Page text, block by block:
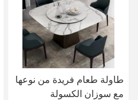
طاولة طعام فريدة من نوعها
مع سوزان الكسولة